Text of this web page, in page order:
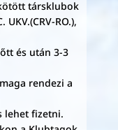
társklubok
UKV.(CRV-RO.),
és után 3-3
rendezi a
lehet fizetni.